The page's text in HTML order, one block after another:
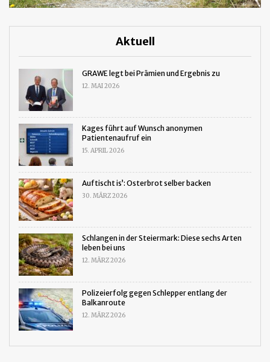
Aktuell
GRAWE legt bei Prämien und Ergebnis zu
12. MAI 2026
Kages führt auf Wunsch anonymen
Patientenaufruf ein
15. APRIL 2026
Auftischt is’: Osterbrot selber backen
30. MÄRZ 2026
Schlangen in der Steiermark: Diese sechs Arten
leben bei uns
12. MÄRZ 2026
Polizeierfolg gegen Schlepper entlang der
Balkanroute
12. MÄRZ 2026